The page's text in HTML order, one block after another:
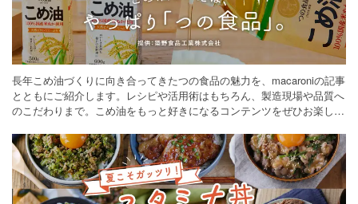
長年こめ油づくりに向き合ってきたつの食品の魅力を、macaroniの記事
とともにご紹介します。レシピや活用術はもちろん、製造現場や品質へ
のこだわりまで。こめ油をもっと好きになるコンテンツをぜひお楽しみ